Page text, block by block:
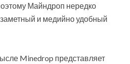
Майндроп нередко
и медийно удобный
Minedrop представляет